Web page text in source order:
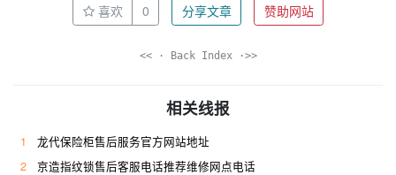
喜欢 0 分享文章 赞助网站
<< · Back Index ·>>
相关线报
1
龙代保险柜售后服务官方网站地址
2
京造指纹锁售后客服电话推荐维修网点电话